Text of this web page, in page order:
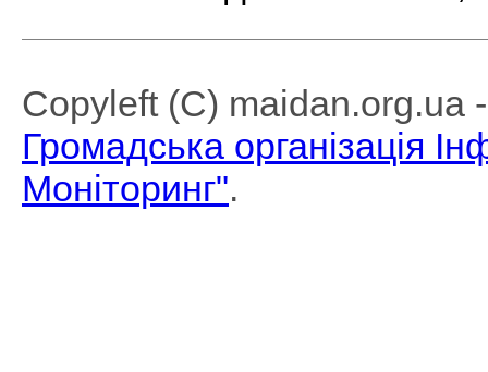
Copyleft (C) maidan.org.ua
Громадська організація
Моніторинг".